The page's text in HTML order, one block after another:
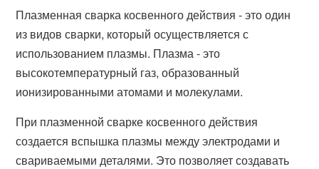
Плазменная сварка косвенного действия - это один
из видов сварки, который осуществляется с
использованием плазмы. Плазма - это
высокотемпературный газ, образованный
ионизированными атомами и молекулами.
При плазменной сварке косвенного действия
создается вспышка плазмы между электродами и
свариваемыми деталями. Это позволяет создавать